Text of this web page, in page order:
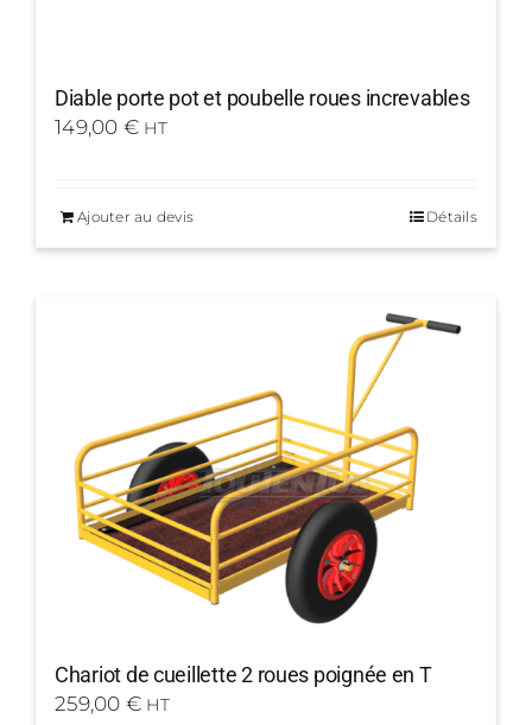
Diable porte pot et poubelle roues increvables
149,00 € HT
Ajouter au devis Détails
Chariot de cueillette 2 roues poignée en T
259,00 € HT